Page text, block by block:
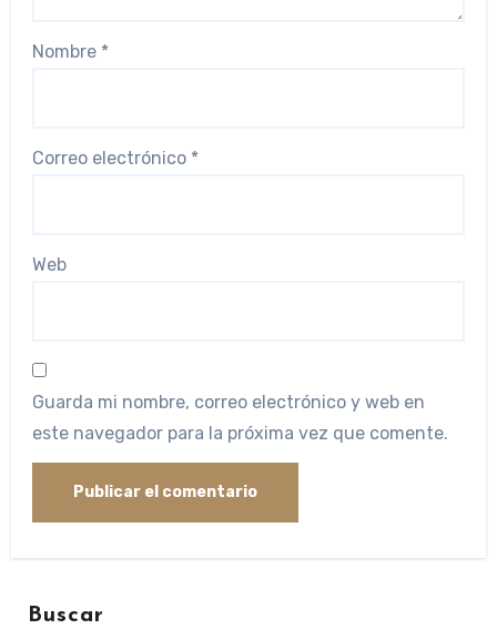
Nombre *
Correo electrónico *
Web
Guarda mi nombre, correo electrónico y web en
este navegador para la próxima vez que comente.
Buscar